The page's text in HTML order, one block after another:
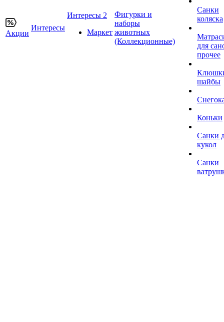
Акции
Интересы
Интересы 2
Маркет
Фигурки и
наборы
животных
(Коллекционные)
Санки
коляска
для
прочее
шайбы
Коньки
Санки
кукол
Санки